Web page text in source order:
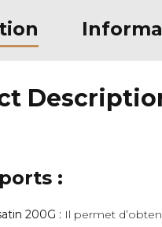
:
200G : Il permet